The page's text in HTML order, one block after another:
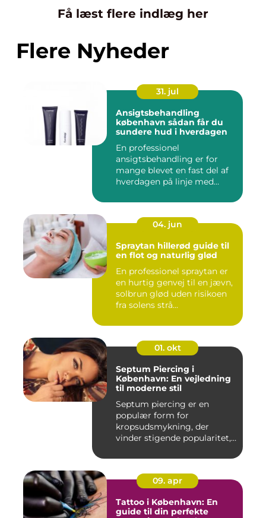
Få læst flere indlæg her
Flere Nyheder
31. jul
Ansigtsbehandling
københavn sådan får du
sundere hud i hverdagen
En professionel
ansigtsbehandling er for
mange blevet en fast del af
hverdagen på linje med
04. jun
Spraytan hillerød guide til
en flot og naturlig glød
En professionel spraytan er
en hurtig genvej til en jævn,
solbrun glød uden risikoen
fra solens strå...
01. okt
Septum Piercing i
København: En vejledning
til moderne stil
Septum piercing er en
populær form for
kropsudsmykning, der
vinder stigende popularitet,
09. apr
Tattoo i København: En
guide til din perfekte